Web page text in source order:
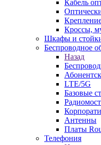
Кабель
Кроссы,
Шкафы и
Беспроводное
Назад
LTE/5G
Базовые
Антенны
Платы
Телефония